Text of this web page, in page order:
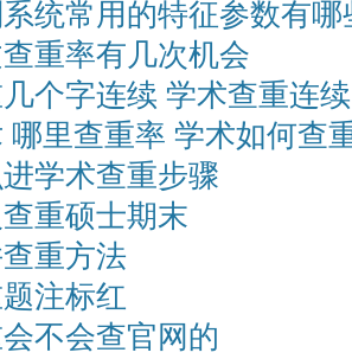
统常用的特征参数有哪
重率有几次机会
个字连续 学术查重连
哪里查重率 学术如何查
学术查重步骤
重硕士期末
重方法
注标红
不会查官网的